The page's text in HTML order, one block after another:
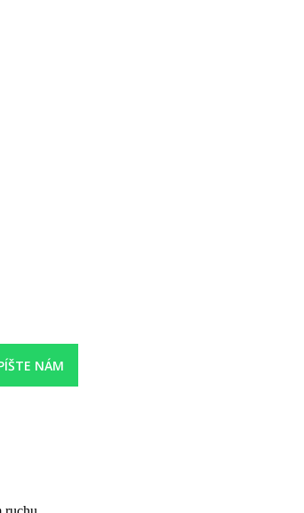
a musí byť uhradená klientom priamo na
NÁM